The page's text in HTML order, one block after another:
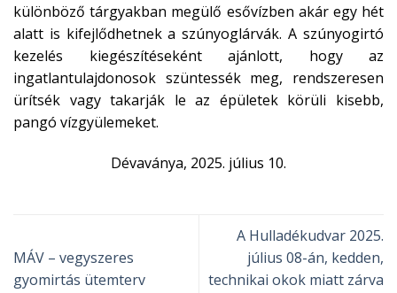
különböző tárgyakban megülő esővízben akár egy hét
alatt is kifejlődhetnek a szúnyoglárvák. A szúnyogirtó
kezelés kiegészítéseként ajánlott, hogy az
ingatlantulajdonosok szüntessék meg, rendszeresen
ürítsék vagy takarják le az épületek körüli kisebb,
pangó vízgyülemeket.
Dévaványa, 2025. július 10.
MÁV – vegyszeres
gyomirtás ütemterv
A Hulladékudvar 2025.
július 08-án, kedden,
technikai okok miatt zárva